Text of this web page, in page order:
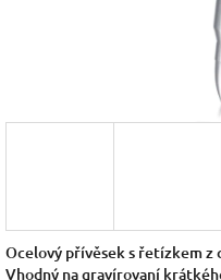
Ocelový přívěsek s řetízkem z
Vhodný na gravírovaní